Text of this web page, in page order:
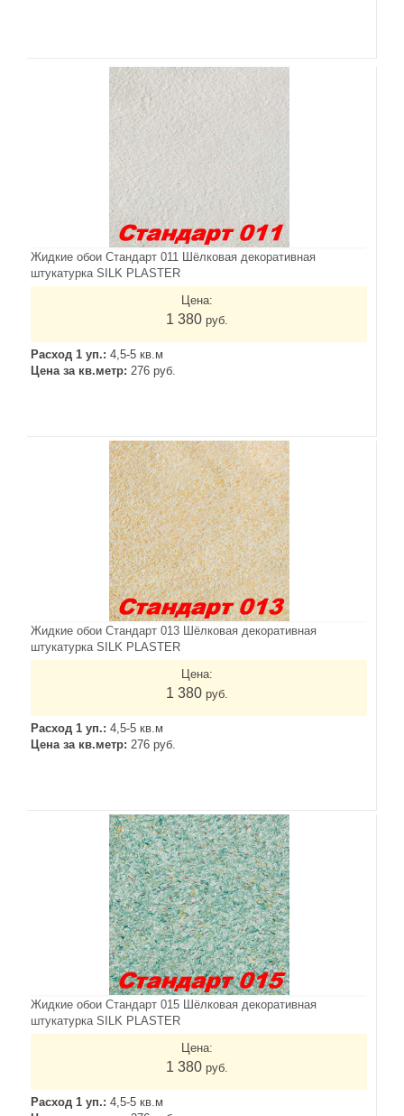
Жидкие обои Стандарт 011 Шёлковая декоративная
штукатурка SILK PLASTER
Цена:
1 380 руб.
Расход 1 уп.: 4,5-5 кв.м
Цена за кв.метр: 276 руб.
Жидкие обои Стандарт 013 Шёлковая декоративная
штукатурка SILK PLASTER
Цена:
1 380 руб.
Расход 1 уп.: 4,5-5 кв.м
Цена за кв.метр: 276 руб.
Жидкие обои Стандарт 015 Шёлковая декоративная
штукатурка SILK PLASTER
Цена:
1 380 руб.
Расход 1 уп.: 4,5-5 кв.м